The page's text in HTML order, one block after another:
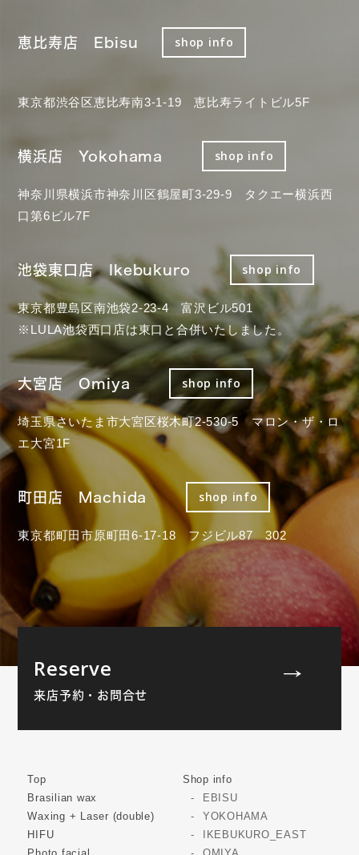
恵比寿店 Ebisu shop info
東京都渋谷区恵比寿南3-1-19 恵比寿ライトビル5F
横浜店 Yokohama shop info
神奈川県横浜市神奈川区鶴屋町3-29-9 タクエー横浜西
口第6ビル7F
池袋東口店 Ikebukuro shop info
東京都豊島区南池袋2-23-4 富沢ビル501
※LULA池袋西口店は東口と合併いたしました。
大宮店 Omiya shop info
埼玉県さいたま市大宮区桜木町2-530-5 マロン・ザ・ロ
エ大宮1F
町田店 Machida shop info
東京都町田市原町田6-17-18 フジビル87 302
Reserve
来店予約・お問合せ
Top
Brasilian wax
Waxing + Laser (double)
HIFU
Shop info
EBISU
YOKOHAMA
IKEBUKURO_EAST